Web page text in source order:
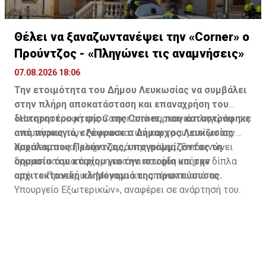
Θέλει να ξαναζωντανέψει την «Corner» o
Προύντζος - «Πληγώνει τις αναμνήσεις»
07.08.2026 18:06
Την ετοιμότητα του Δήμου Λευκωσίας να συμβάλει
στην πλήρη αποκατάσταση και επαναχρήση του
διατηρητέου κτιρίου της Corner, που καταστράφηκε
από πυρκαγιά, εξέφρασε ο Δήμαρχος Λευκωσίας
Χαράλαμπος Προύντζος, υπογραμμίζοντας τη
σημασία του κτιρίου για την ιστορία και την
αρχιτεκτονική κληρονομιά της πρωτεύουσας.
«Η καταστροφή της Corner από πυρκαγιά πληγώνει τις
αναμνήσεις των Λευκωσιατών και τραυματίζει την
αρχιτεκτονική κληρονομιά της πόλης. Επιδεινώνει
δραματικά μια άσχημη εικόνα που ήδη υπήρχε δίπλα
από το Προεδρικό Μέγαρο και απέναντι από το
Υπουργείο Εξωτερικών», αναφέρει σε ανάρτησή του.